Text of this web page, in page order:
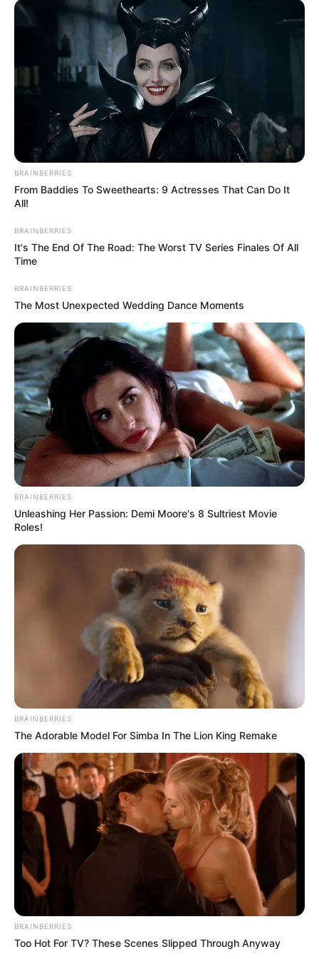
ΣΗΜΑΝΤΙΚΕΣ ΕΙΔΗΣΕΙΣ
ΗΠΑ: 17 συλληφθέντες σε μυστική
επιχείρηση για παιδεραστές,
συμπεριλαμβανομένων 3 υπαλλήλων της
Disney
ΗΠΑ: 17 συλληφθέντες σε μυστική επιχείρηση για
παιδεραστές, συμπεριλαμβανομένων 3 υπαλλήλων της
Disney. Μυστικοί ντετέκτιβ στην κεντρική Φλόριντα
συνέλαβαν 17 άτομα –μεταξύ των οποίων ήταν...
ΚΟΙΝΩΝΙΚΑ ΔΙΚΤΥΑ
FACEBOOK
EMAIL ΑΚΟΛΟΥΘΉΣΤΕ
ΣΠΑΜΕ ΤΟ ΜΑΤΡΙΞ – ΤΟ ΒΙΒΛΙΟ
BRAINBERRIES
From Baddies To Sweethearts: 9 Actresses That Can Do It
All!
BRAINBERRIES
It's The End Of The Road: The Worst TV Series Finales Of All
Time
BRAINBERRIES
The Most Unexpected Wedding Dance Moments
BRAINBERRIES
Unleashing Her Passion: Demi Moore's 8 Sultriest Movie
Roles!
BRAINBERRIES
The Adorable Model For Simba In The Lion King Remake
BRAINBERRIES
Too Hot For TV? These Scenes Slipped Through Anyway